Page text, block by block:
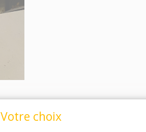
Votre choix